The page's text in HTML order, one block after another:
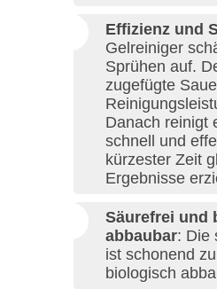
Effizienz und
Gelreiniger
Sprühen auf.
zugefügte
Danach reinigt
schnell und
kürzester Zeit
Ergebnisse
Säurefrei und
abbaubar: Die
ist schonend
biologisch